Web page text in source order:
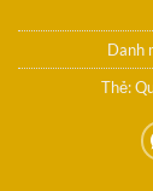
Danh
Thẻ: